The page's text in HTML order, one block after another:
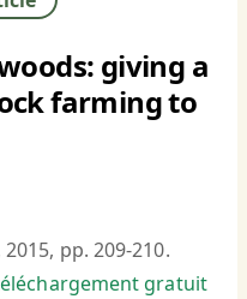
giving a
farming to
2015, pp. 209-210.
gratuit